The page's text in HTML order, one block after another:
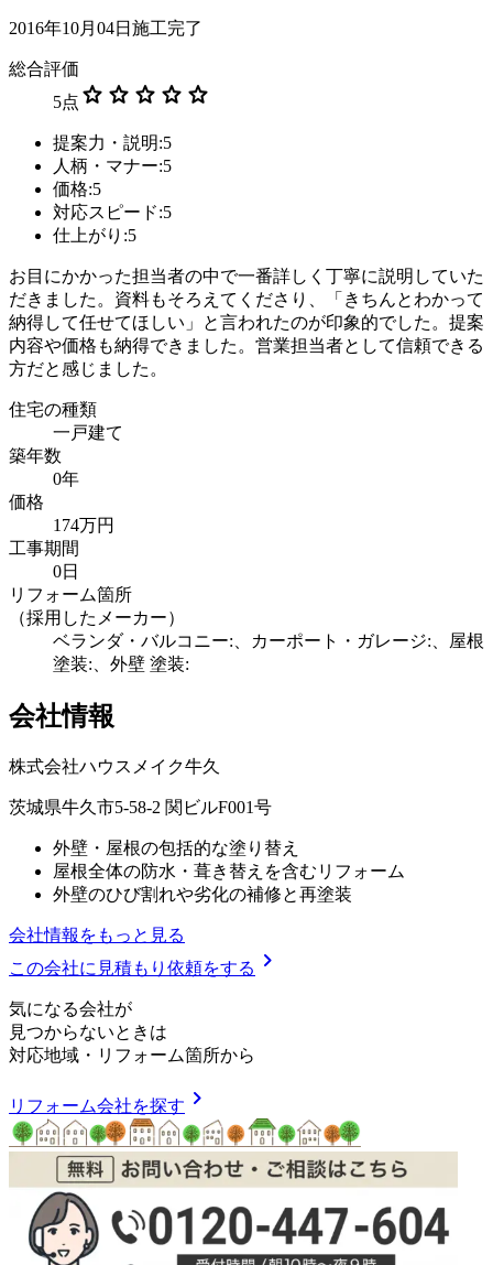
2016年10月04日施工完了
総合評価
5点 star star star star star
提案力・説明:5
人柄・マナー:5
価格:5
対応スピード:5
仕上がり:5
お目にかかった担当者の中で一番詳しく丁寧に説明していた
だきました。資料もそろえてくださり、「きちんとわかって
納得して任せてほしい」と言われたのが印象的でした。提案
内容や価格も納得できました。営業担当者として信頼できる
方だと感じました。
住宅の種類
一戸建て
築年数
0年
価格
174万円
工事期間
0日
リフォーム箇所
（採用したメーカー）
ベランダ・バルコニー:、カーポート・ガレージ:、屋根
塗装:、外壁 塗装:
会社情報
株式会社ハウスメイク牛久
茨城県牛久市5-58-2 関ビルF001号
外壁・屋根の包括的な塗り替え
屋根全体の防水・葺き替えを含むリフォーム
外壁のひび割れや劣化の補修と再塗装
会社情報をもっと見る
この会社に見積もり依頼をする chevron_right
気になる会社が
見つからないときは
対応地域 ・ リフォーム箇所から
リフォーム会社を探す chevron_right